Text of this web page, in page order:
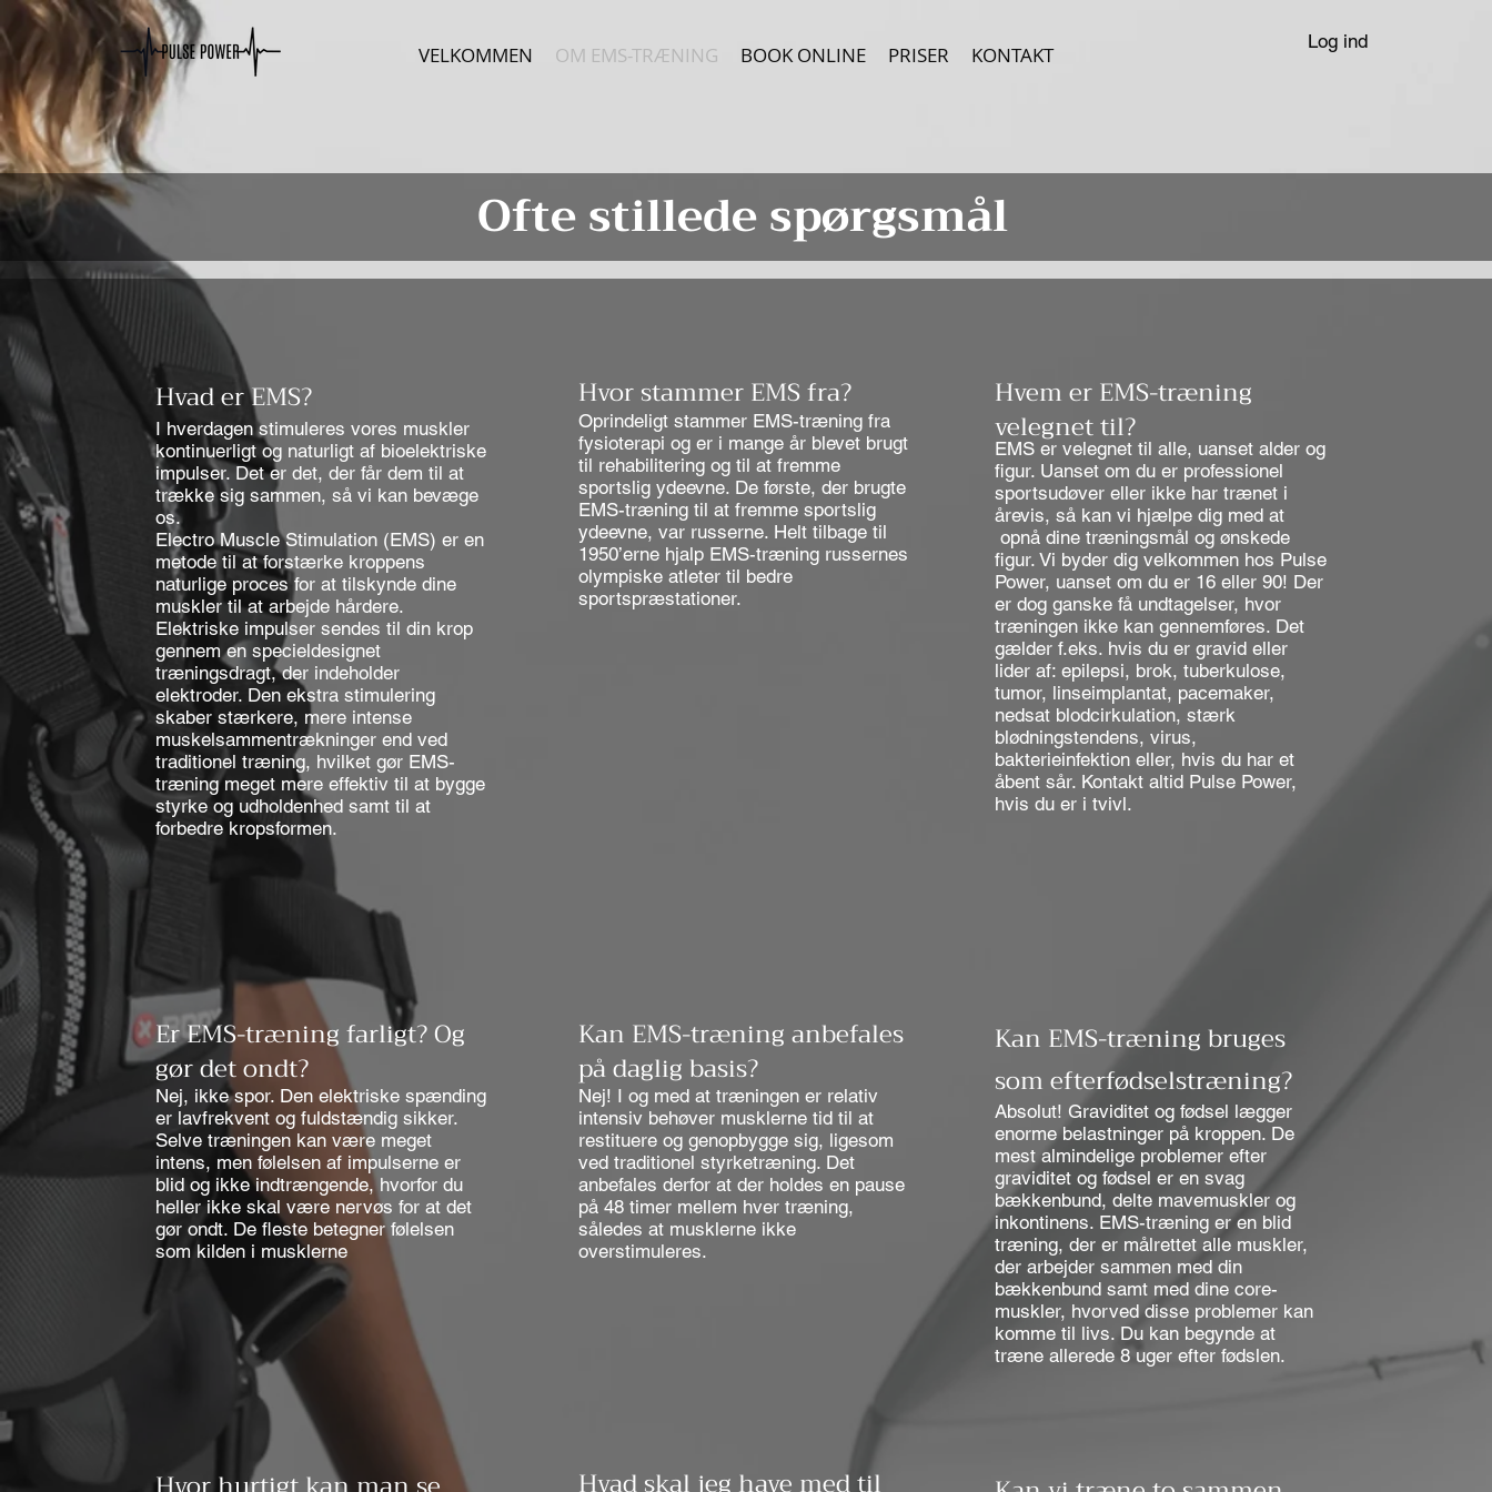
VELKOMMEN OM EMS-TRÆNING BOOK ONLINE PRISER KONTAKT
Log ind
Ofte stillede spørgsmål
Hvad er EMS?
I hverdagen stimuleres vores muskler
kontinuerligt og naturligt af bioelektriske
impulser. Det er det, der får dem til at
trække sig sammen, så vi kan bevæge
os.
Electro Muscle Stimulation (EMS) er en
metode til at forstærke kroppens
naturlige proces for at tilskynde dine
muskler til at arbejde hårdere.
Elektriske impulser sendes til din krop
gennem en specieldesignet
træningsdragt, der indeholder
elektroder. Den ekstra stimulering
skaber stærkere, mere intense
muskelsammentrækninger end ved
traditionel træning, hvilket gør EMS-
træning meget mere effektiv til at bygge
styrke og udholdenhed samt til at
forbedre kropsformen.
Hvor stammer EMS fra?
Oprindeligt stammer EMS-træning fra
fysioterapi og er i mange år blevet brugt
til rehabilitering og til at fremme
sportslig ydeevne. De første, der brugte
EMS-træning til at fremme sportslig
ydeevne, var russerne. Helt tilbage til
1950’erne hjalp EMS-træning russernes
olympiske atleter til bedre
sportspræstationer.
Hvem er EMS-træning
velegnet til?
EMS er velegnet til alle, uanset alder og
figur. Uanset om du er professionel
sportsudøver eller ikke har trænet i
årevis, så kan vi hjælpe dig med at
opnå dine træningsmål og ønskede
figur. Vi byder dig velkommen hos Pulse
Power, uanset om du er 16 eller 90! Der
er dog ganske få undtagelser, hvor
træningen ikke kan gennemføres. Det
gælder f.eks. hvis du er gravid eller
lider af: epilepsi, brok, tuberkulose,
tumor, linseimplantat, pacemaker,
nedsat blodcirkulation, stærk
blødningstendens, virus,
bakterieinfektion eller, hvis du har et
åbent sår. Kontakt altid Pulse Power,
hvis du er i tvivl.
Er EMS-træning farligt? Og
gør det ondt?
Nej, ikke spor. Den elektriske spænding
er lavfrekvent og fuldstændig sikker.
Selve træningen kan være meget
intens, men følelsen af impulserne er
blid og ikke indtrængende, hvorfor du
heller ikke skal være nervøs for at det
gør ondt. De fleste betegner følelsen
som kilden i musklerne
Kan EMS-træning anbefales
på daglig basis?
Nej! I og med at træningen er relativ
intensiv behøver musklerne tid til at
restituere og genopbygge sig, ligesom
ved traditionel styrketræning. Det
anbefales derfor at der holdes en pause
på 48 timer mellem hver træning,
således at musklerne ikke
overstimuleres.
Kan EMS-træning bruges
som efterfødselstræning?
Absolut! Graviditet og fødsel lægger
enorme belastninger på kroppen. De
mest almindelige problemer efter
graviditet og fødsel er en svag
bækkenbund, delte mavemuskler og
inkontinens. EMS-træning er en blid
træning, der er målrettet alle muskler,
der arbejder sammen med din
bækkenbund samt med dine core-
muskler, hvorved disse problemer kan
komme til livs. Du kan begynde at
træne allerede 8 uger efter fødslen.